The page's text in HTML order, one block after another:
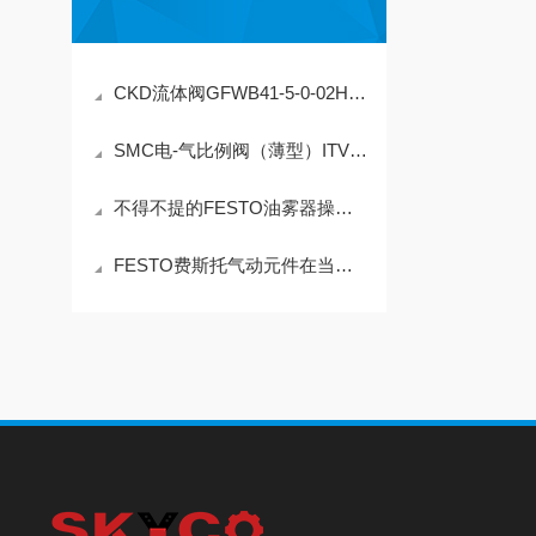
CKD流体阀GFWB41-5-0-02HS-3
SMC电-气比例阀（薄型）ITV0000系列
不得不提的FESTO油雾器操作使用注意事项
FESTO费斯托气动元件在当今的优势